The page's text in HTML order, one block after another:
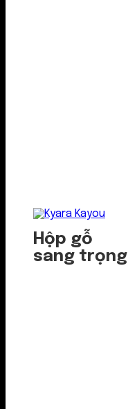
Hộp gỗ
sang trọng